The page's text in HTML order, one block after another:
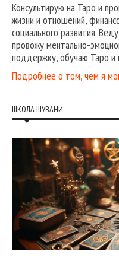
Консультирую на Таро и
жизни и отношений,
социального развития.
провожу ментально-
поддержку, обучаю Таро и
Подробнее о том, чем я
ШКОЛА ШУВАНИ